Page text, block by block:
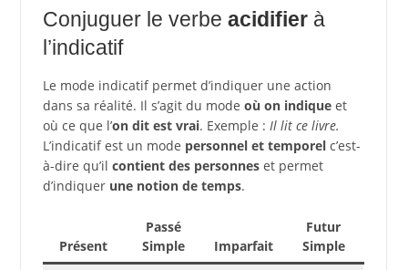
Conjuguer le verbe acidifierà
l’indicatif
Le mode indicatif permet d’indiquer une action
dans sa réalité. Il s’agit du mode où on indiqueet
où ce que l’on dit est vrai. Exemple : Il lit ce livre.
L’indicatif est un mode personnel et temporelc’est-
à-dire qu’il contient des personneset permet
d’indiquer une notion de temps.
Présent
Passé
Simple
Imparfait
Futur
Simple